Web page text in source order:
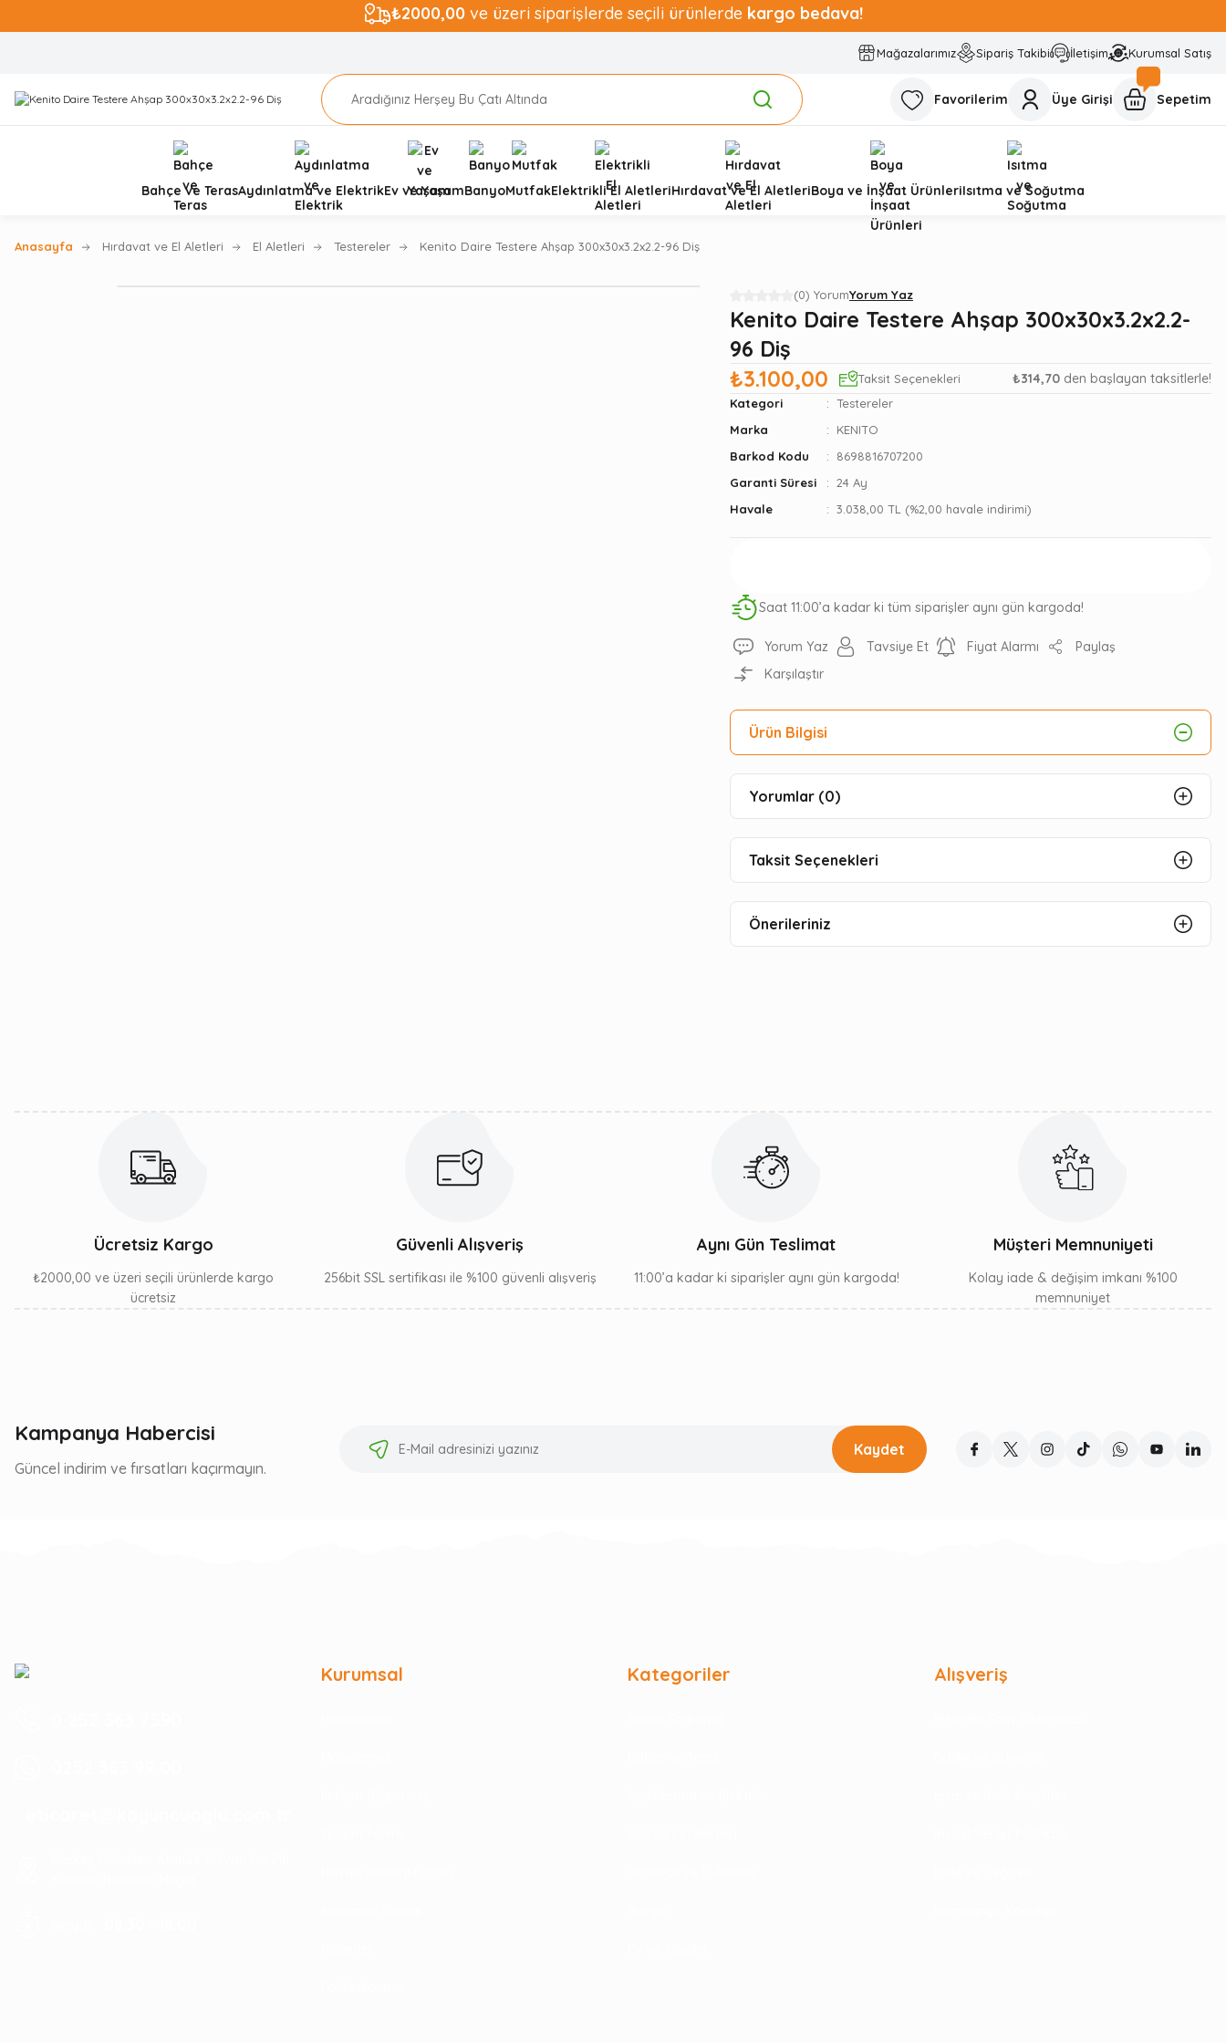
₺2000,00ve üzeri siparişlerde seçili ürünlerde kargo bedava!
Mağazalarımız Sipariş Takibi İletişim Kurumsal Satış
Favorilerim Üye Girişi Sepetim
Bahçe ve TerasAydınlatma ve ElektrikEv ve YaşamBanyoMutfakElektrikli El AletleriHırdavat ve El AletleriBoya ve İnşaat ÜrünleriIsıtma ve Soğutma
Anasayfa Hırdavat ve El Aletleri El Aletleri Testereler Kenito Daire Testere Ahşap 300x30x3.2x2.2-96 Diş
(0) YorumYorum Yaz
Kenito Daire Testere Ahşap 300x30x3.2x2.2-
96 Diş
₺3.100,00
Taksit Seçenekleri ₺314,70 den başlayan taksitlerle!
Kategori
Testereler
Marka
KENITO
Barkod Kodu
8698816707200
Garanti Süresi
24 Ay
Havale
3.038,00 TL (%2,00 havale indirimi)
Saat 11:00’a kadar ki tüm siparişler aynı gün kargoda!
Yorum Yaz Tavsiye Et Fiyat Alarmı
Paylaş
Karşılaştır
Ürün Bilgisi
Yorumlar (0)
Taksit Seçenekleri
Önerileriniz
Ücretsiz Kargo
₺2000,00 ve üzeri seçili ürünlerde kargo
ücretsiz
Güvenli Alışveriş
256bit SSL sertifikası ile %100 güvenli alışveriş
Aynı Gün Teslimat
11:00’a kadar ki siparişler aynı gün kargoda!
Müşteri Memnuniyeti
Kolay iade & değişim imkanı %100
memnuniyet
Kampanya Habercisi
Güncel indirim ve fırsatları kaçırmayın.
Kaydet
Kurumsal Kategoriler Alışveriş